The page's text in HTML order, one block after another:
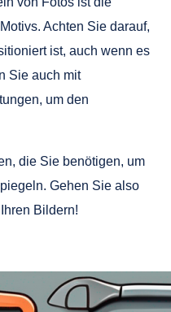
Achten Sie darauf,
ist, auch wenn es
Sie auch mit
um den
die Sie benötigen, um
Gehen Sie also
Bildern!